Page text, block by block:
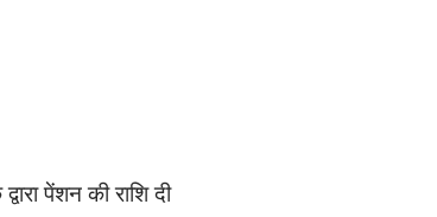
पेंशन की राशि दी